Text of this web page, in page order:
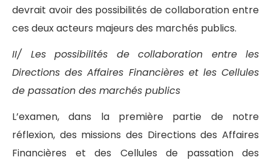
devrait avoir des possibilités de collaboration entre
ces deux acteurs majeurs des marchés publics.
II/ Les possibilités de collaboration entre les
Directions des Affaires Financières et les Cellules
de passation des marchés publics
L’examen, dans la première partie de notre
réflexion, des missions des Directions des Affaires
Financières et des Cellules de passation des